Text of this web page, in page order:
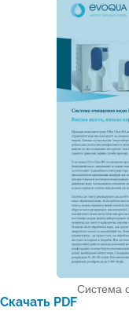
Скачать PDF
Система